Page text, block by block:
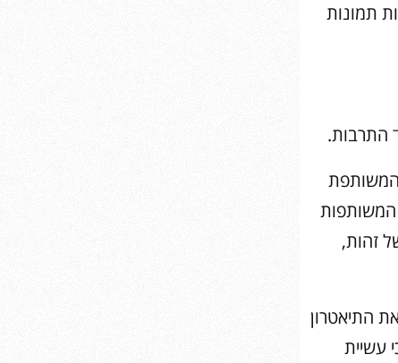
תמונות
המשותפת
המשותפות
זהות,
התיאטרון
עשיית